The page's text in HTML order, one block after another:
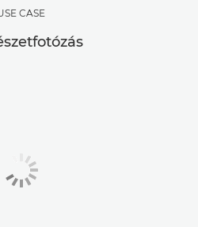
CASE